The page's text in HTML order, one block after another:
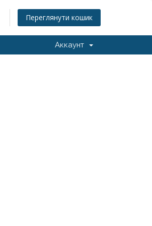
Переглянути кошик
Аккаунт